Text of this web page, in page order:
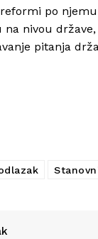
po
nivou
pitanja